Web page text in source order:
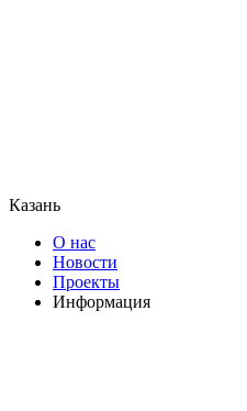
Казань
О нас
Новости
Проекты
Информация